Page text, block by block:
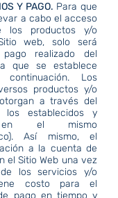
Y PAGO. Para que
a cabo el acceso
los productos y/o
web, solo será
realizado del
que se establece
continuación. Los
productos y/o
a través del
los establecidos y
en el mismo
). Así mismo, el
a la cuenta de
el Sitio Web una vez
los servicios y/o
costo para el
pago en tiempo y